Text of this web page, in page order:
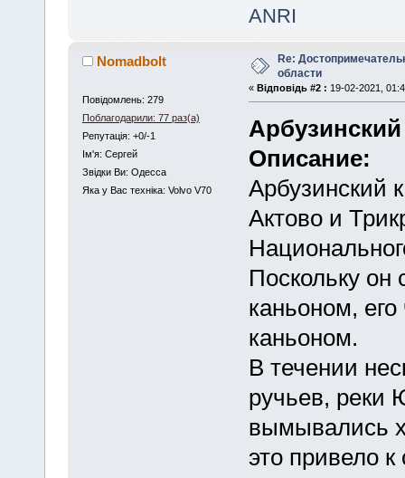
ANRI
Nomadbolt
Повідомлень: 279
Поблагодарили: 77 раз(а)
Репутація: +0/-1
Iм'я: Сергей
Звідки Ви: Одесса
Яка у Вас техніка: Volvo V70
Re:
области
« Відповідь #2 : 19-02-2021,
Описание:
Арбузинский
Актово и
Поскольку он
каньоном,
каньоном.
В течении
ручьев, реки
вымывались
это привело к